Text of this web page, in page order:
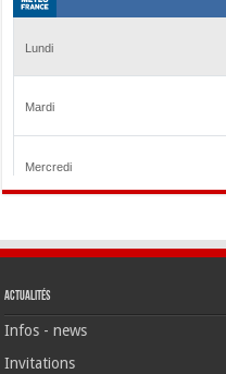
Actualités
Infos - news
Invitations